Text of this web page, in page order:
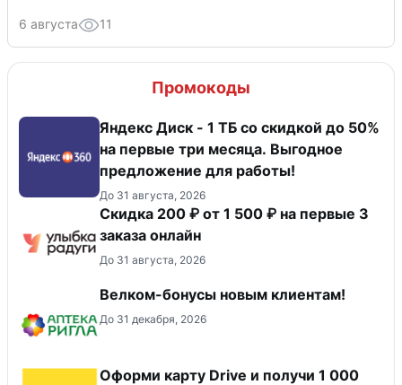
6 августа 11
Промокоды
Яндекс Диск - 1 ТБ со скидкой до 50%
на первые три месяца. Выгодное
предложение для работы!
До 31 августа, 2026
Скидка 200 ₽ от 1 500 ₽ на первые 3
заказа онлайн
До 31 августа, 2026
Велком-бонусы новым клиентам!
До 31 декабря, 2026
Оформи карту Drive и получи 1 000